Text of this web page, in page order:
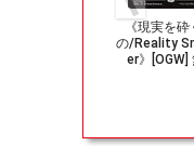
《現実を砕
の/Reality
er》[OGW]